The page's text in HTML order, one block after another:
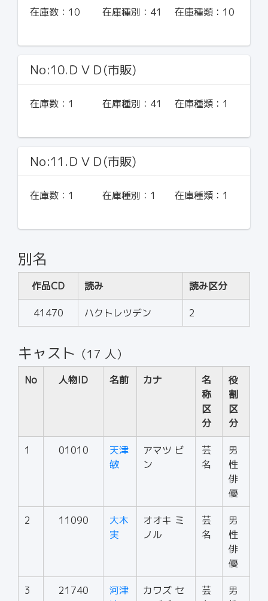
在庫数： 10 在庫種別： 41 在庫種類： 10
No:10.ＤＶＤ(市販)
在庫数： 1 在庫種別： 41 在庫種類： 1
No:11.ＤＶＤ(市販)
在庫数： 1 在庫種別： 1 在庫種類： 1
別名
作品CD 読み 読み区分
41470 ハクトレツデン 2
キャスト （17 人）
No 人物ID 名前 カナ
名
称
区
分
役
割
区
分
1 01010
天津
敏
アマツ ビ
ン
芸
名
男
性
俳
優
2 11090
大木
実
オオキ ミ
ノル
芸
名
男
性
俳
優
3 21740
河津
カワズ セ
芸
男